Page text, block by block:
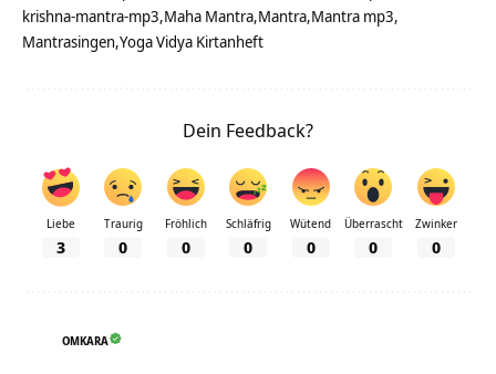
krishna-mantra-mp3 Maha Mantra Mantra Mantra mp3
Mantrasingen Yoga Vidya Kirtanheft
Dein Feedback?
Liebe
3
Traurig
0
Fröhlich
0
Schläfrig
0
Wütend
0
Überrascht
0
Zwinker
0
OMKARA